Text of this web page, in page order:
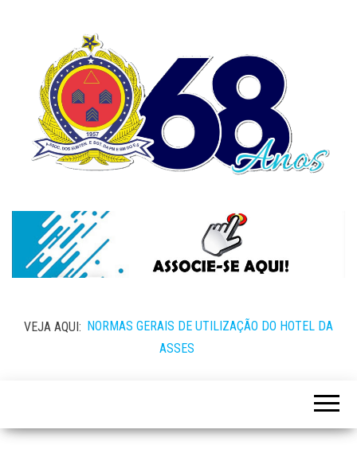
VEJA AQUI: NORMAS GERAIS DE UTILIZAÇÃO DO HOTEL DA
ASSES